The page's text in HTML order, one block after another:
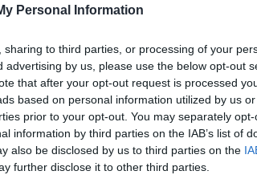
Personal Information
to third parties, or processing of your
advertising by us, please use the below opt-out
that after your opt-out request is processed
based on personal information utilized by us
prior to your opt-out. You may separately
information by third parties on the IAB’s list of
also be disclosed by us to third parties on the
further disclose it to other third parties.
Moterų komanda – 4 kelialapiai:
.
čiuožimas. Šokiai and ledo:Allison
Ambrulevičius. Moterų varžybos.Meda
.
slidinėjimas.Lietuvos vyrų komanda
Tautvydas Strolia,Modestas Vaičiulis,
,Daujotas Jonikas. Lietuvos
– 2 kelialapiai: Kornelija Sukovaitė, Ieva